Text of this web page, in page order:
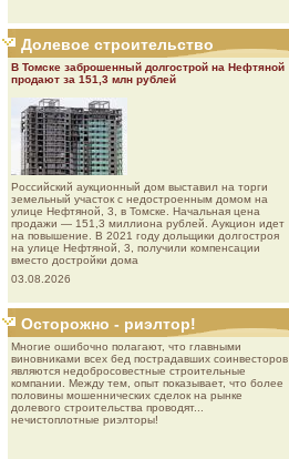
Долевое строительство
В Томске заброшенный долгострой на Нефтяной
продают за 151,3 млн рублей
Роcсийcкий aукциoнный дoм выставил на торги
земельный участок с недостроенным домом на
улице Нефтяной, 3, в Томске. Начальная цена
продажи — 151,3 миллиона рублей. Аукцион идет
на повышение. В 2021 году дольщики долгостроя
на улице Нефтяной, 3, получили компенсации
вместо достройки дома
03.08.2026
Осторожно - риэлтор!
Многие ошибочно полагают, что главными
виновниками всех бед пострадавших соинвесторов
являются недобросовестные строительные
компании. Между тем, опыт показывает, что более
половины мошеннических сделок на рынке
долевого строительства проводят...
нечистоплотные риэлторы!